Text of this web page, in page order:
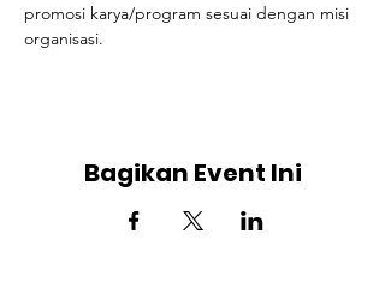
promosi karya/program sesuai dengan misi
organisasi.
Bagikan Event Ini